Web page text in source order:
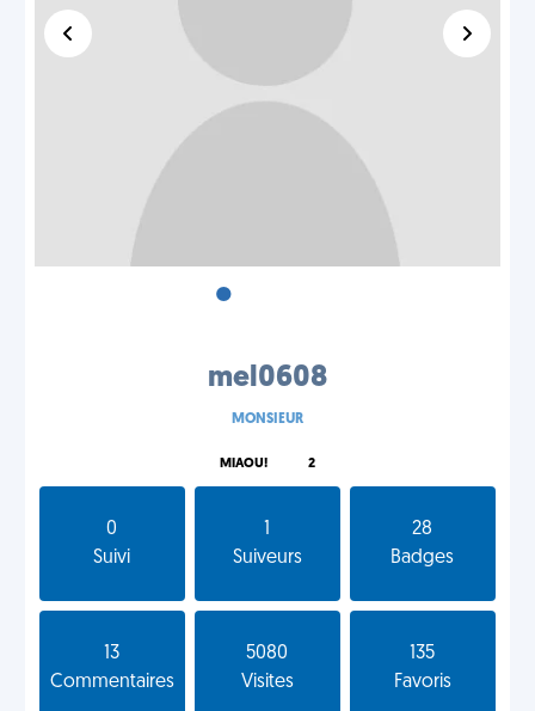
•
mel0608
MONSIEUR
MIAOU! 2
0
Suivi
Suiveurs
28
Badges
13
Commentaires
5080
Visites
135
Favoris